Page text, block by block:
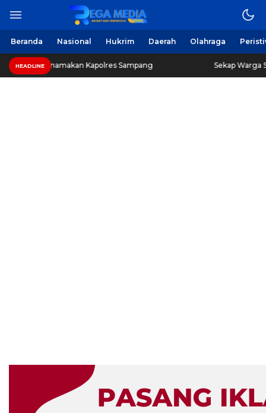
Regamedianews.com
Berita Harian Online
Beranda Nasional Hukrim Daerah Olahraga
HEADLINE Kapolres Sampang Sekap Warga